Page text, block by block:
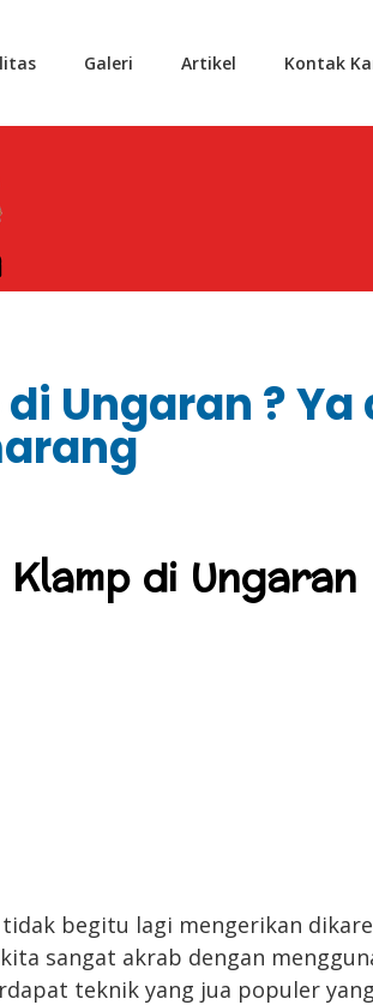
Galeri Artikel Kontak
Ungaran ? Ya
di Ungaran
tidak begitu lagi mengerikan
sangat akrab dengan
teknik yang jua populer